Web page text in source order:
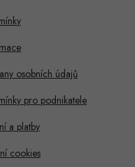
osobních údajů
pro podnikatele
a platby
cookies